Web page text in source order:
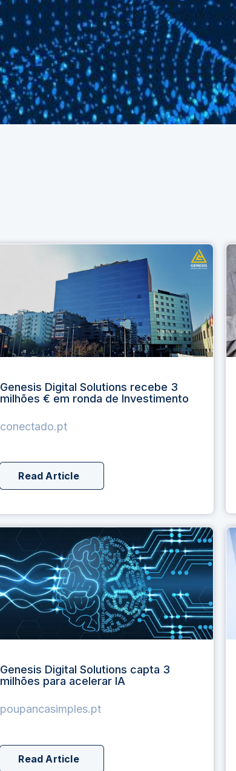
Genesis Digital Solutions recebe 3
milhões € em ronda de Investimento
conectado.pt
Read Article
Genesis Digital Solutions capta 3
milhões para acelerar IA
poupancasimples.pt
Read Article